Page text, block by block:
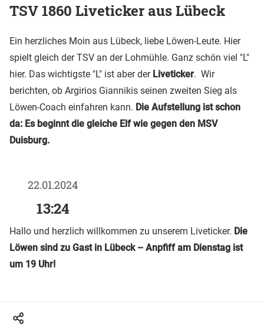
TSV 1860 Liveticker aus Lübeck
Ein herzliches Moin aus Lübeck, liebe Löwen-Leute. Hier
spielt gleich der TSV an der Lohmühle. Ganz schön viel "L"
hier. Das wichtigste "L" ist aber der Liveticker. Wir
berichten, ob Argirios Giannikis seinen zweiten Sieg als
Löwen-Coach einfahren kann. Die Aufstellung ist schon
da: Es beginnt die gleiche Elf wie gegen den MSV
Duisburg.
22.01.2024
13:24
Hallo und herzlich willkommen zu unserem Liveticker. Die
Löwen sind zu Gast in Lübeck – Anpfiff am Dienstag ist
um 19 Uhr!